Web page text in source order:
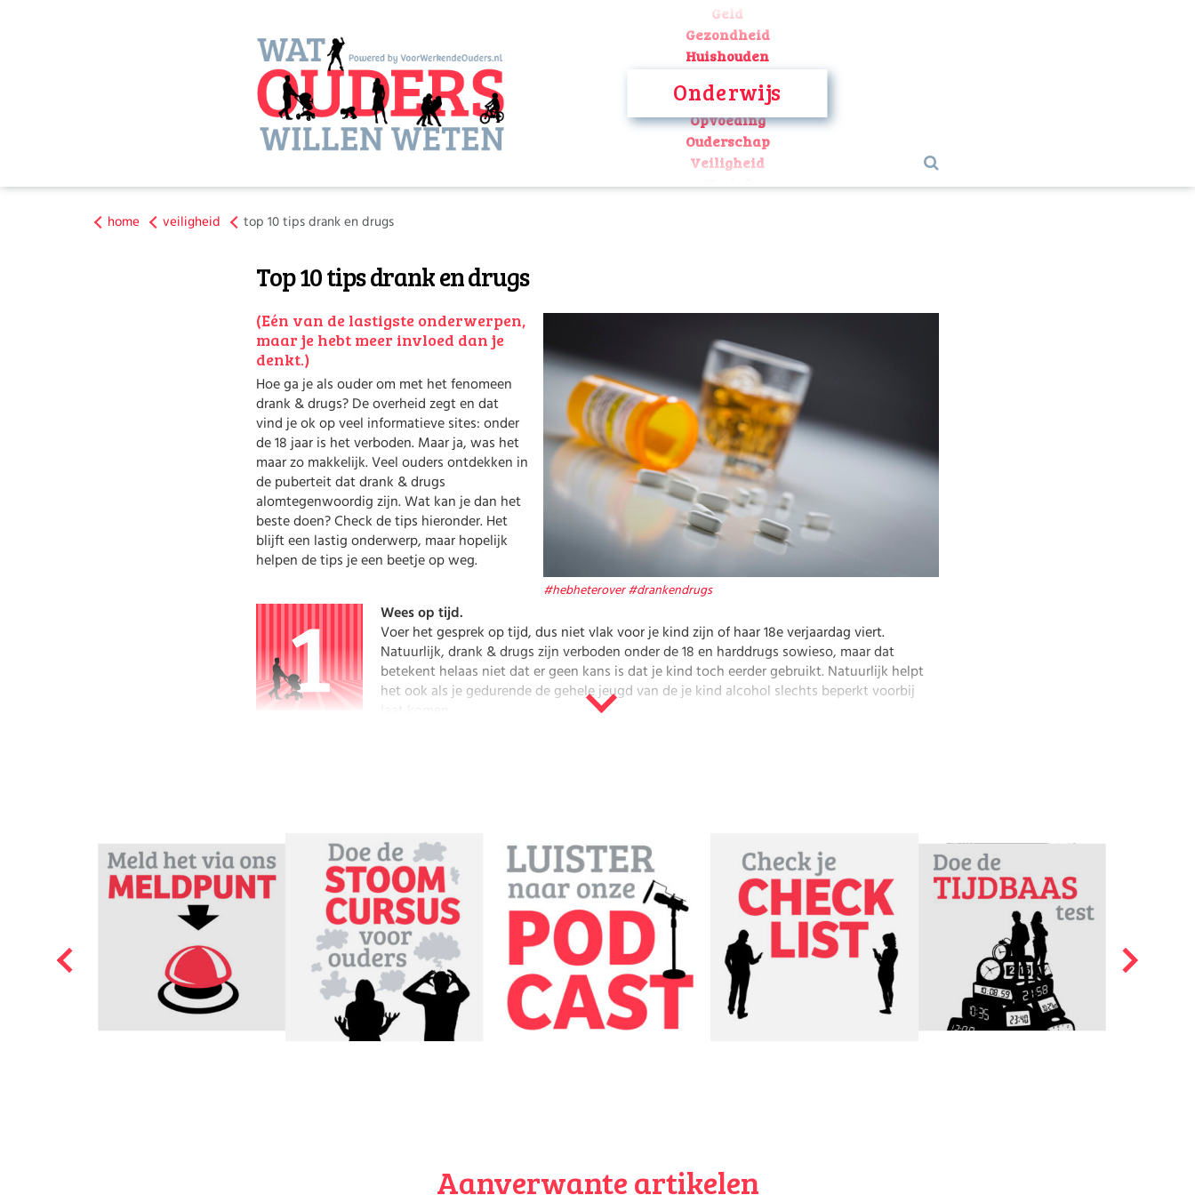
Geld
Gezondheid
Huishouden
Onderwijs
Opvoeding
Ouderschap
Veiligheid
Verlof
Onderwijs
Ouderschap
Veiligheid
Verlof
Werk
Onderwijs
home veiligheid top 10 tips drank en drugs
Top 10 tips drank en drugs
#hebheterover #drankendrugs
(Eén van de lastigste onderwerpen,
maar je hebt meer invloed dan je
denkt.)
Hoe ga je als ouder om met het fenomeen
drank & drugs? De overheid zegt en dat
vind je ok op veel informatieve sites: onder
de 18 jaar is het verboden. Maar ja, was het
maar zo makkelijk. Veel ouders ontdekken in
de puberteit dat drank & drugs
alomtegenwoordig zijn. Wat kan je dan het
beste doen? Check de tips hieronder. Het
blijft een lastig onderwerp, maar hopelijk
helpen de tips je een beetje op weg.
Wees op tijd.
Voer het gesprek op tijd, dus niet vlak voor je kind zijn of haar 18e verjaardag viert.
Natuurlijk, drank & drugs zijn verboden onder de 18 en harddrugs sowieso, maar dat
betekent helaas niet dat er geen kans is dat je kind toch eerder gebruikt. Natuurlijk helpt
het ook als je gedurende de gehele jeugd van de je kind alcohol slechts beperkt voorbij
gebruikt waar de kinderen bij zijn, maar ook dat je geen stoere verhalen ophangt over
drugsgebruik in je jeugd. Je mag best eerlijk zijn, als je kinderen er naar vragen, maar maak
er bij voorkeur geen heldenverhaal van.
Informeer jezelf.
Voer het eerlijke gesprek over drank & drugs en
informeer jezelf
erover. Waarom is alcohol
verboden onder de 18? Wat zijn de schadelijke invloeden van drugs? Bespreek de volgende
onderwerpen: door alcohol ga je dingen doen die je misschien niet wilt, je merkt het niet
als je teveel alcohol drinkt, ineens is het teveel en ben je heel erg dronken of heb je een
alcoholvergiftiging (dit is echt anders bij jongeren dan bij volwassenen), als je jong begint
Aanverwante artikelen